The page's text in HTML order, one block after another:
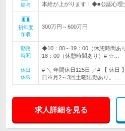
給与 本給が上がります！◆■公認心理
初年度
年収
300万円～600万円
勤務
時間
◆10：00～19：00（休憩時間
18：00（休憩時間あり）# ☆…
休日
休暇
# ＼ 年間休日125日 ／# 【 休
日※月2～3回土曜出勤あり。…
求人詳細を見る